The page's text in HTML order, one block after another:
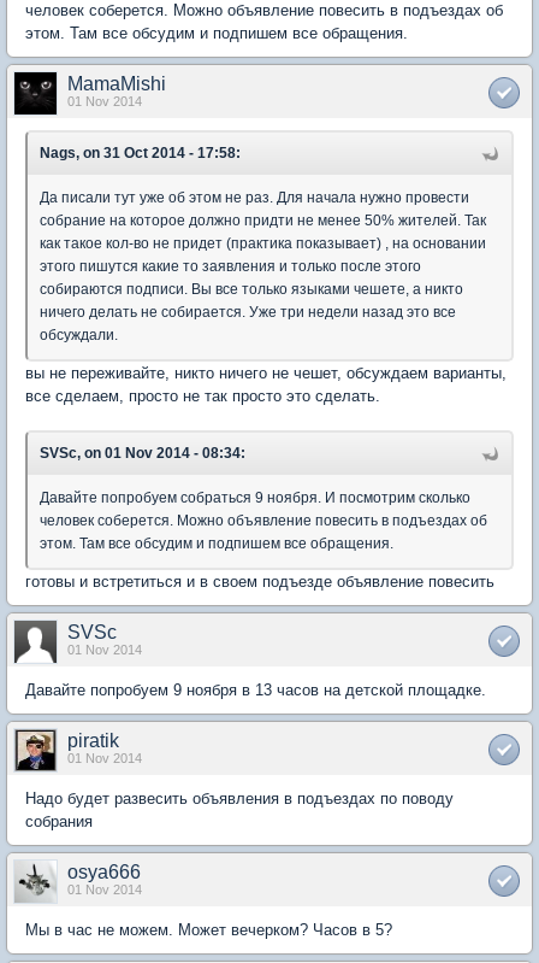
человек соберется. Можно объявление повесить в подъездах об
этом. Там все обсудим и подпишем все обращения.
MamaMishi
01 Nov 2014
Nags, on 31 Oct 2014 - 17:58:
Да писали тут уже об этом не раз. Для начала нужно провести
собрание на которое должно придти не менее 50% жителей. Так
как такое кол-во не придет (практика показывает) , на основании
этого пишутся какие то заявления и только после этого
собираются подписи. Вы все только языками чешете, а никто
ничего делать не собирается. Уже три недели назад это все
обсуждали.
вы не переживайте, никто ничего не чешет, обсуждаем варианты,
все сделаем, просто не так просто это сделать.
SVSc, on 01 Nov 2014 - 08:34:
Давайте попробуем собраться 9 ноября. И посмотрим сколько
человек соберется. Можно объявление повесить в подъездах об
этом. Там все обсудим и подпишем все обращения.
готовы и встретиться и в своем подъезде объявление повесить
SVSc
01 Nov 2014
Давайте попробуем 9 ноября в 13 часов на детской площадке.
piratik
01 Nov 2014
Надо будет развесить объявления в подъездах по поводу
собрания
osya666
01 Nov 2014
Мы в час не можем. Может вечерком? Часов в 5?